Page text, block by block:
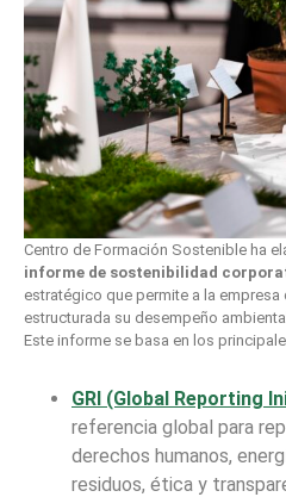
Centro de Formación Sostenible ha
informe de sostenibilidad
estratégico que permite a la
estructurada su desempeño
Este informe se basa en los
GRI (Global Reporting
referencia global para
derechos humanos,
residuos, ética y